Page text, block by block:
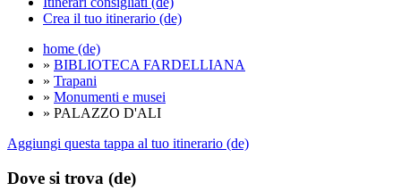
Crea il tuo itinerario (de)
home (de)
» BIBLIOTECA FARDELLIANA
» Trapani
» Monumenti e musei
» PALAZZO D'ALI
Aggiungi questa tappa al tuo itinerario (de)
Dove si trova (de)